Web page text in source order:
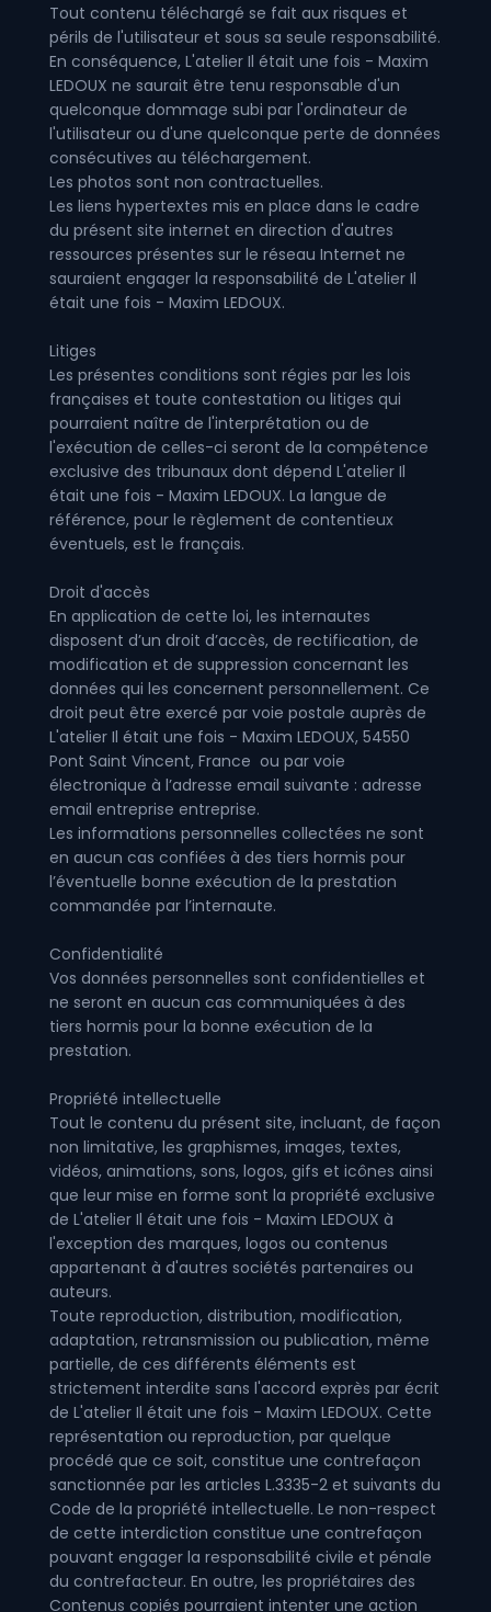
Tout contenu téléchargé se fait aux risques et
périls de l'utilisateur et sous sa seule responsabilité.
En conséquence, L'atelier Il était une fois - Maxim
LEDOUX ne saurait être tenu responsable d'un
quelconque dommage subi par l'ordinateur de
l'utilisateur ou d'une quelconque perte de données
consécutives au téléchargement.
Les photos sont non contractuelles.
Les liens hypertextes mis en place dans le cadre
du présent site internet en direction d'autres
ressources présentes sur le réseau Internet ne
sauraient engager la responsabilité de L'atelier Il
était une fois - Maxim LEDOUX.
Litiges
Les présentes conditions sont régies par les lois
françaises et toute contestation ou litiges qui
pourraient naître de l'interprétation ou de
l'exécution de celles-ci seront de la compétence
exclusive des tribunaux dont dépend L'atelier Il
était une fois - Maxim LEDOUX. La langue de
référence, pour le règlement de contentieux
éventuels, est le français.
Droit d'accès
En application de cette loi, les internautes
disposent d’un droit d’accès, de rectification, de
modification et de suppression concernant les
données qui les concernent personnellement. Ce
droit peut être exercé par voie postale auprès de
L'atelier Il était une fois - Maxim LEDOUX, 54550
Pont Saint Vincent, France ou par voie
électronique à l’adresse email suivante : adresse
email entreprise entreprise.
Les informations personnelles collectées ne sont
en aucun cas confiées à des tiers hormis pour
l’éventuelle bonne exécution de la prestation
commandée par l’internaute.
Confidentialité
Vos données personnelles sont confidentielles et
ne seront en aucun cas communiquées à des
tiers hormis pour la bonne exécution de la
prestation.
Propriété intellectuelle
Tout le contenu du présent site, incluant, de façon
non limitative, les graphismes, images, textes,
vidéos, animations, sons, logos, gifs et icônes ainsi
que leur mise en forme sont la propriété exclusive
de L'atelier Il était une fois - Maxim LEDOUX à
l'exception des marques, logos ou contenus
appartenant à d'autres sociétés partenaires ou
auteurs.
Toute reproduction, distribution, modification,
adaptation, retransmission ou publication, même
partielle, de ces différents éléments est
strictement interdite sans l'accord exprès par écrit
de L'atelier Il était une fois - Maxim LEDOUX. Cette
représentation ou reproduction, par quelque
procédé que ce soit, constitue une contrefaçon
sanctionnée par les articles L.3335-2 et suivants du
Code de la propriété intellectuelle. Le non-respect
de cette interdiction constitue une contrefaçon
pouvant engager la responsabilité civile et pénale
du contrefacteur. En outre, les propriétaires des
Contenus copiés pourraient intenter une action